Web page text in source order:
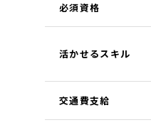
必須資格
活かせるスキル
交通費支給